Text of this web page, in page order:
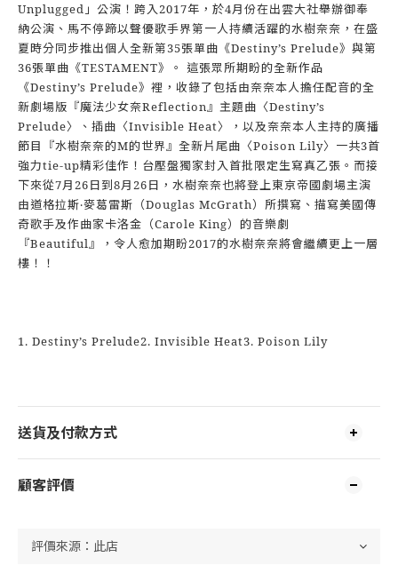
Unplugged」公演！跨入2017年，於4月份在出雲大社舉辦御奉
納公演、馬不停蹄以聲優歌手界第一人持續活躍的水樹奈奈，在盛
夏時分同步推出個人全新第35張單曲《Destiny’s Prelude》與第
36張單曲《TESTAMENT》。 這張眾所期盼的全新作品
《Destiny’s Prelude》裡，收錄了包括由奈奈本人擔任配音的全
新劇場版『魔法少女奈Reflection』主題曲〈Destiny’s
Prelude〉、插曲〈Invisible Heat〉，以及奈奈本人主持的廣播
節目『水樹奈奈的M的世界』全新片尾曲〈Poison Lily〉一共3首
強力tie-up精彩佳作！台壓盤獨家封入首批限定生寫真乙張。而接
下來從7月26日到8月26日，水樹奈奈也將登上東京帝國劇場主演
由道格拉斯‧麥葛雷斯（Douglas McGrath）所撰寫、描寫美國傳
奇歌手及作曲家卡洛金（Carole King）的音樂劇
『Beautiful』，令人愈加期盼2017的水樹奈奈將會繼續更上一層
樓！！
1. Destiny’s Prelude2. Invisible Heat3. Poison Lily
送貨及付款方式
顧客評價